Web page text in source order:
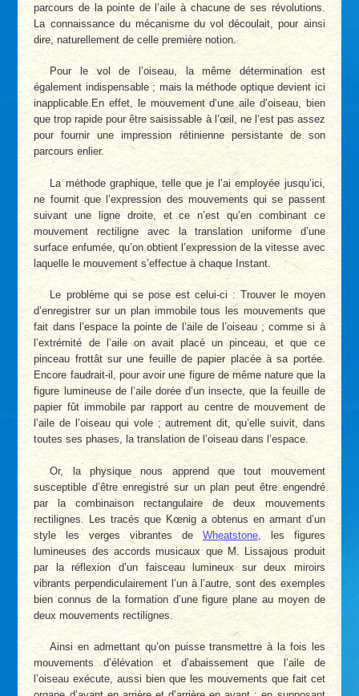
parcours de la pointe de l’aile à chacune de ses révolutions.
La connaissance du mécanisme du vol découlait, pour ainsi
dire, naturellement de celle première notion.
Pour le vol de l’oiseau, la même détermination est
également indispensable ; mais la méthode optique devient ici
inapplicable.En effet, le mouvement d’une aile d’oiseau, bien
que trop rapide pour être saisissable à l’œil, ne l’est pas assez
pour fournir une impression rétinienne persistante de son
parcours enlier.
La méthode graphique, telle que je l’ai employée jusqu’ici,
ne fournit que l’expression des mouvements qui se passent
suivant une ligne droite, et ce n’est qu’en combinant ce
mouvement rectiligne avec la translation uniforme d’une
surface enfumée, qu’on obtient l’expression de la vitesse avec
laquelle le mouvement s’effectue à chaque Instant.
Le problème qui se pose est celui-ci : Trouver le moyen
d’enregistrer sur un plan immobile tous les mouvements que
fait dans l’espace la pointe de l’aile de l’oiseau ; comme si à
l’extrémité de l’aile on avait placé un pinceau, et que ce
pinceau frottât sur une feuille de papier placée à sa portée.
Encore faudrait-il, pour avoir une figure de même nature que la
figure lumineuse de l’aile dorée d’un insecte, que la feuille de
papier fût immobile par rapport au centre de mouvement de
l’aile de l’oiseau qui vole ; autrement dit, qu’elle suivit, dans
toutes ses phases, la translation de l’oiseau dans l’espace.
Or, la physique nous apprend que tout mouvement
susceptible d’être enregistré sur un plan peut être engendré
par la combinaison rectangulaire de deux mouvements
rectilignes. Les tracés que Kœnig a obtenus en armant d’un
style les verges vibrantes de Wheatstone, les figures
lumineuses des accords musicaux que M. Lissajous produit
par la réflexion d’un faisceau lumineux sur deux miroirs
vibrants perpendiculairement l’un à l’autre, sont des exemples
bien connus de la formation d’une figure plane au moyen de
deux mouvements rectilignes.
Ainsi en admettant qu’on puisse transmettre à la fois les
mouvements d’élévation et d’abaissement que l’aile de
l’oiseau exécute, aussi bien que les mouvements que fait cet